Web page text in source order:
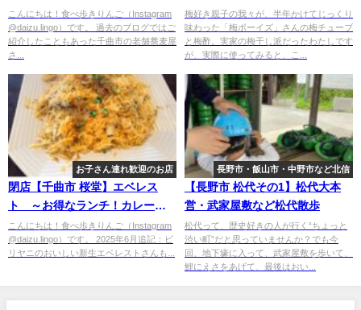
囲気を楽しむ老舗蕎麦屋さん～
こんにちは！食べ歩きりんご（Instagram
@daizu.lingo）です。 過去のブログではご
紹介したこともあった千曲市の老舗蕎麦屋
さ...
感想・無添加梅干しのお取り寄
せレビュー
梅好き親子の我々が、半年かけてじっくり
味わった「梅ボーイズ」さんの梅チューブ
と梅酢。実家の梅干し派だったわたしです
が、実際に使ってみると、こ...
お子さん連れ歓迎のお店
閉店【千曲市 桜堂】エベレス
ト ～お得なランチ！カレーと
ビリヤニのかけあわせが最高～
こんにちは！食べ歩きりんご（Instagram
@daizu.lingo）です。 2025年6月追記：ビ
リヤニのおいしい新生エベレストさんも...
長野市・飯山市・中野市など北信
【長野市 松代その1】松代大本
営・武家屋敷など松代散歩
松代って、歴史好きの人が行く“ちょっと
渋い町”だと思っていませんか？でも今
回、地下壕に入って、武家屋敷を歩いて、
鯉にえさをあげて、最後はおい...